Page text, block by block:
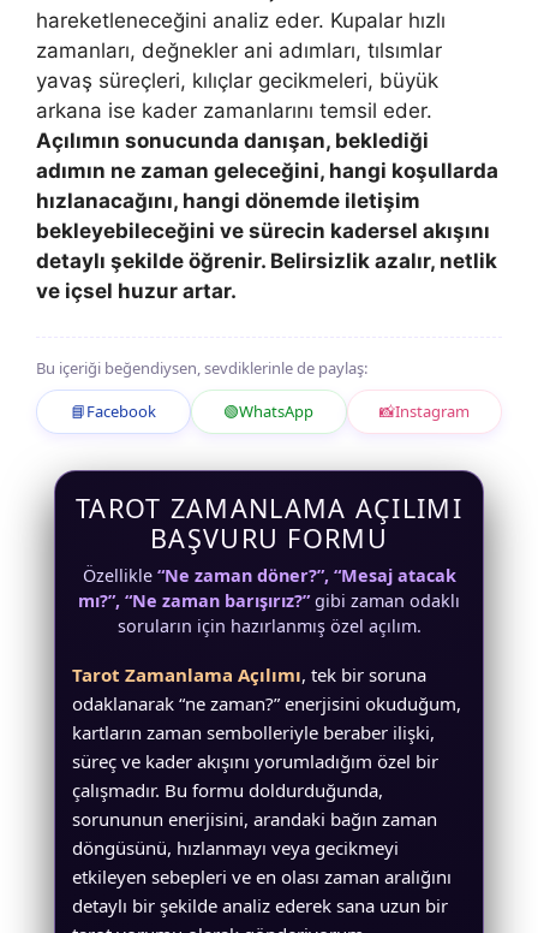
hareketleneceğini analiz eder. Kupalar hızlı
zamanları, değnekler ani adımları, tılsımlar
yavaş süreçleri, kılıçlar gecikmeleri, büyük
arkana ise kader zamanlarını temsil eder.
Açılımın sonucunda danışan, beklediği
adımın ne zaman geleceğini, hangi koşullarda
hızlanacağını, hangi dönemde iletişim
bekleyebileceğini ve sürecin kadersel akışını
detaylı şekilde öğrenir. Belirsizlik azalır, netlik
ve içsel huzur artar.
Bu içeriği beğendiysen, sevdiklerinle de paylaş:
📘Facebook 🟢WhatsApp 📸Instagram
TAROT ZAMANLAMA AÇILIMI
BAŞVURU FORMU
Özellikle “Ne zaman döner?”, “Mesaj atacak
mı?”, “Ne zaman barışırız?” gibi zaman odaklı
soruların için hazırlanmış özel açılım.
Tarot Zamanlama Açılımı, tek bir soruna
odaklanarak “ne zaman?” enerjisini okuduğum,
kartların zaman sembolleriyle beraber ilişki,
süreç ve kader akışını yorumladığım özel bir
çalışmadır. Bu formu doldurduğunda,
sorununun enerjisini, arandaki bağın zaman
döngüsünü, hızlanmayı veya gecikmeyi
etkileyen sebepleri ve en olası zaman aralığını
detaylı bir şekilde analiz ederek sana uzun bir